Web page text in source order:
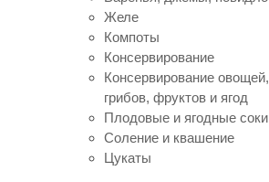
Желе
Компоты
Консервирование
Консервирование овощей,
грибов, фруктов и ягод
Плодовые и ягодные соки
Соление и квашение
Цукаты